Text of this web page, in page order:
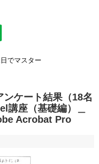
でマスター
ケート結果（18名
講座（基礎編）＿
Acrobat Pro